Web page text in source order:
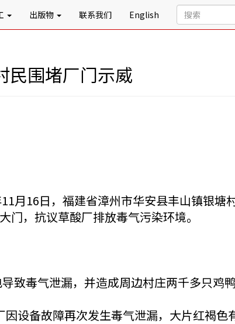
出版物 联系我们 English
民围堵厂门示威
月16日，福建省漳州市华安县丰山镇银
门，抗议草酸厂排放毒气污染环境。
致毒气泄漏，并造成周边村庄两千多只鸡
设备故障再次发生毒气泄漏，大片红褐色